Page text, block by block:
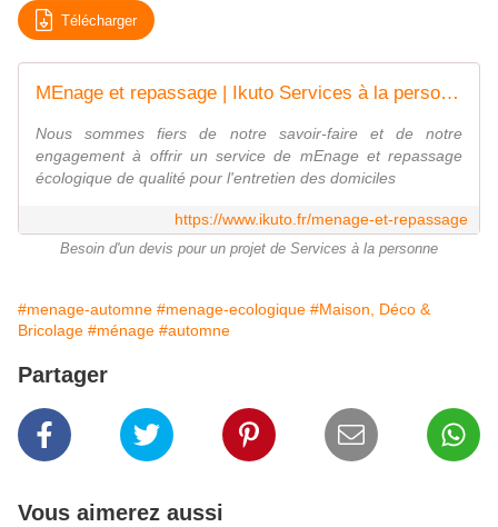
Télécharger
MEnage et repassage | Ikuto Services à la personne | Paris, 75013
Nous sommes fiers de notre savoir-faire et de notre
engagement à offrir un service de mEnage et repassage
écologique de qualité pour l'entretien des domiciles
https://www.ikuto.fr/menage-et-repassage
Besoin d'un devis pour un projet de Services à la personne
#menage-automne #menage-ecologique #Maison, Déco &
Bricolage #ménage #automne
Partager
Vous aimerez aussi